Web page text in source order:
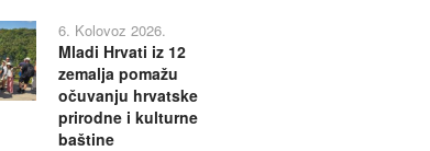
6. Kolovoz 2026.
Mladi Hrvati iz 12
zemalja pomažu
očuvanju hrvatske
prirodne i kulturne
baštine